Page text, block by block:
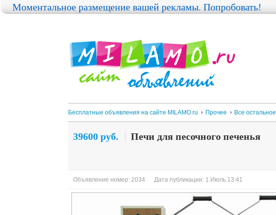
Бесплатные объявления на сайте MILAMO.ru Прочее Все остальное
39600 руб. Печи для песочного печенья
Объявление номер: 2034 Дата публикации: 1.Июль 13:41
Моментальное размещение вашей рекламы. Попробовать!